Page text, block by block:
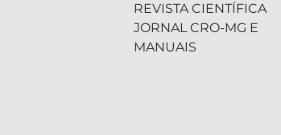
REVISTA CIENTÍFICA
JORNAL CRO-MG E
MANUAIS